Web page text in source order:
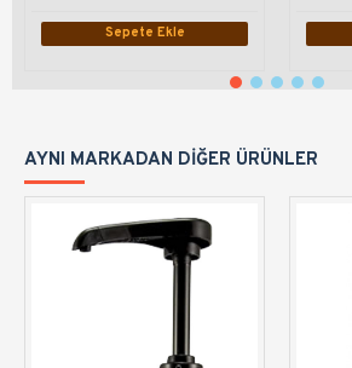
Sepete Ekle
AYNI MARKADAN DIĞER ÜRÜNLER